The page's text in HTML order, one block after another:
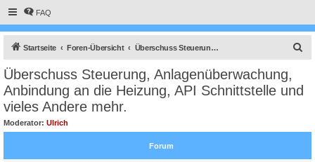
FAQ
Startseite Foren-Übersicht Überschuss Steuerung, Anlagenüberwachung, Anbindung an die Heizung, API Schnittstelle und vieles Andere mehr.
Überschuss Steuerung, Anlagenüberwachung,
Anbindung an die Heizung, API Schnittstelle und
vieles Andere mehr.
Moderator: Ulrich
Forum